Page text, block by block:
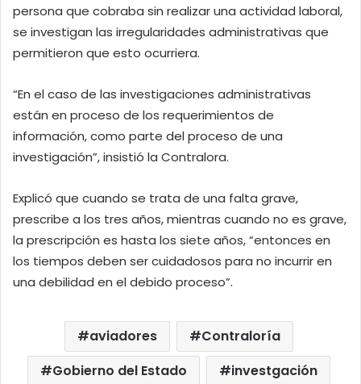
persona que cobraba sin realizar una actividad laboral,
se investigan las irregularidades administrativas que
permitieron que esto ocurriera.
“En el caso de las investigaciones administrativas
están en proceso de los requerimientos de
información, como parte del proceso de una
investigación”, insistió la Contralora.
Explicó que cuando se trata de una falta grave,
prescribe a los tres años, mientras cuando no es grave,
la prescripción es hasta los siete años, “entonces en
los tiempos deben ser cuidadosos para no incurrir en
una debilidad en el debido proceso”.
aviadores
Contraloría
Gobierno del Estado
investgación